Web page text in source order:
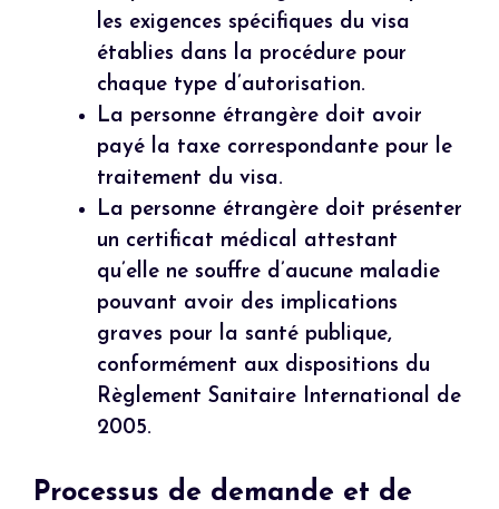
les exigences spécifiques du visa
établies dans la procédure pour
chaque type d’autorisation.
La personne étrangère doit avoir
payé la taxe correspondante pour le
traitement du visa.
La personne étrangère doit présenter
un certificat médical attestant
qu’elle ne souffre d’aucune maladie
pouvant avoir des implications
graves pour la santé publique,
conformément aux dispositions du
Règlement Sanitaire International de
2005.
Processus de demande et de